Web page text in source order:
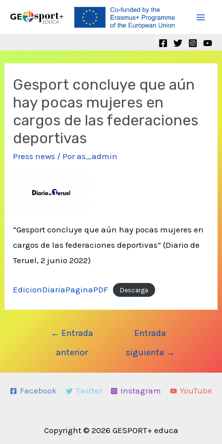
Gesport concluye que aún
hay pocas mujeres en
cargos de las federaciones
deportivas
Press news / Poras_admin
“Gesport concluye que aún hay pocas mujeres en
cargos de las federaciones deportivas” (Diario de
Teruel, 2 junio 2022)
EdicionDiariaPaginaPDF Descarga
Navegación
← Entrada
anterior
Entrada
siguiente →
Facebook Twitter Instagram YouTube
Copyright © 2026 GESPORT+ educa